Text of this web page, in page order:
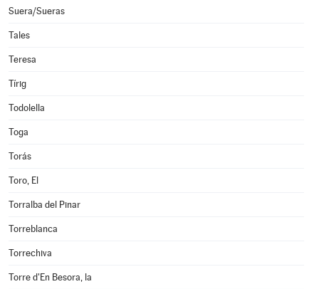
Suera/Sueras
Tales
Teresa
Tírig
Todolella
Toga
Torás
Toro, El
Torralba del Pinar
Torreblanca
Torrechiva
Torre d'En Besora, la